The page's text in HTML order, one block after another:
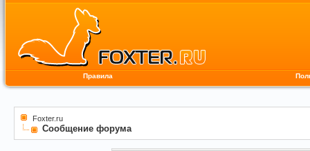
Правила
Foxter.ru
Сообщение форума